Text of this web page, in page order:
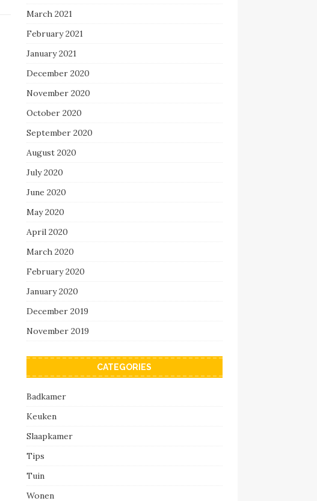
March 2021
February 2021
January 2021
December 2020
November 2020
October 2020
September 2020
August 2020
July 2020
June 2020
May 2020
April 2020
March 2020
February 2020
January 2020
December 2019
November 2019
CATEGORIES
Badkamer
Keuken
Slaapkamer
Tips
Tuin
Wonen